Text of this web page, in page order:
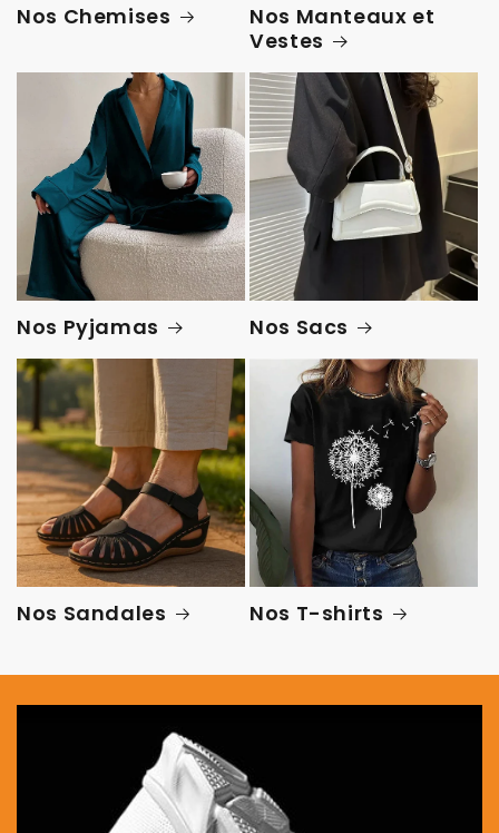
Nos Chemises
Nos Manteaux et
Vestes
Nos Pyjamas Nos Sacs
Nos Sandales Nos T-shirts